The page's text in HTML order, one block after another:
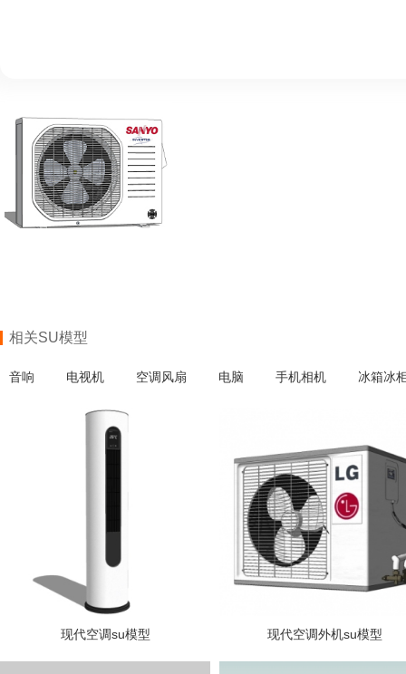
相关SU模型
音响 电视机 空调风扇 电脑 手机相机 冰箱冰
现代空调su模型 现代空调外机su模型